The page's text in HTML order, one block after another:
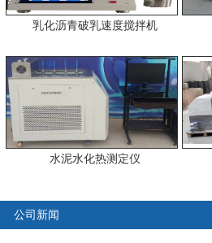
乳化沥青破乳速度搅拌机
水泥水化热测定仪
公司新闻